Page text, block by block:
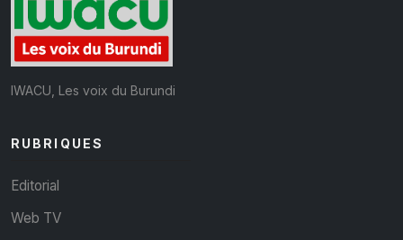
IWACU, Les voix du Burundi
RUBRIQUES
Editorial
Web TV